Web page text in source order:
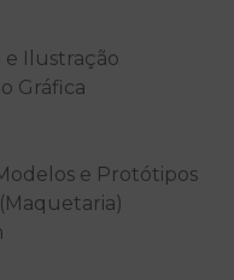
e Ilustração
Gráfica
e Protótipos